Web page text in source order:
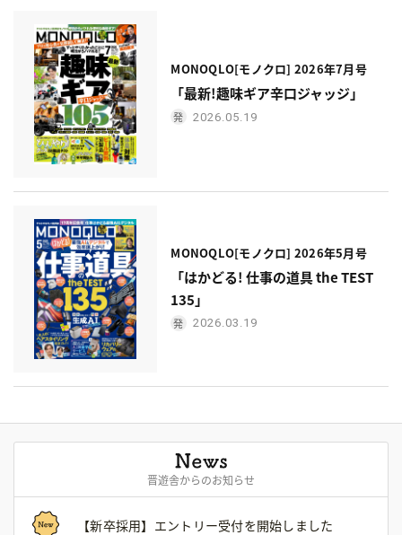
MONOQLO[モノクロ] 2026年7月号
「最新!趣味ギア辛口ジャッジ」
2026.05.19
MONOQLO[モノクロ] 2026年5月号
「はかどる! 仕事の道具 the TEST
135」
2026.03.19
晋遊舎からのお知らせ
【新卒採用】エントリー受付を開始しました